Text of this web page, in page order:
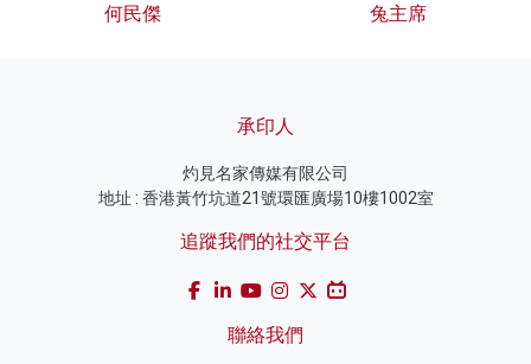
何民傑 兔主席
承印人
灼見名家傳媒有限公司
地址 : 香港黃竹坑道21號環匯廣場10樓1002室
追蹤我們的社交平台
聯絡我們